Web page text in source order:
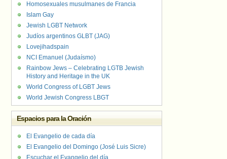
Homosexuales musulmanes de Francia
Islam Gay
Jewish LGBT Network
Judíos argentinos GLBT (JAG)
Lovejihadspain
NCI Emanuel (Judaísmo)
Rainbow Jews – Celebrating LGTB Jewish
History and Heritage in the UK
World Congress of LGBT Jews
World Jewish Congress LBGT
Espacios para la Oración
El Evangelio de cada día
El Evangelio del Domingo (José Luis Sicre)
Escuchar el Evangelio del día